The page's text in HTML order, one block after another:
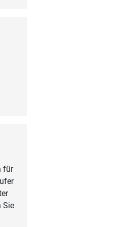
für
Sie